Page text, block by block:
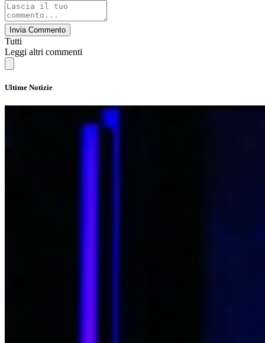
Invia Commento
Tutti
Leggi altri commenti
Ultime Notizie